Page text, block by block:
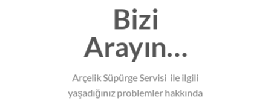
Bizi
Arayın…
Arçelik Süpürge Servisi ile ilgili
yaşadığınız problemler hakkında